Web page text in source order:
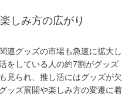
しみ方の広がり
連グッズの市場も急速に拡大し
をしている人の約7割がグッズ
見られ、推し活にはグッズが欠
ッズ展開や楽しみ方の変遷に着